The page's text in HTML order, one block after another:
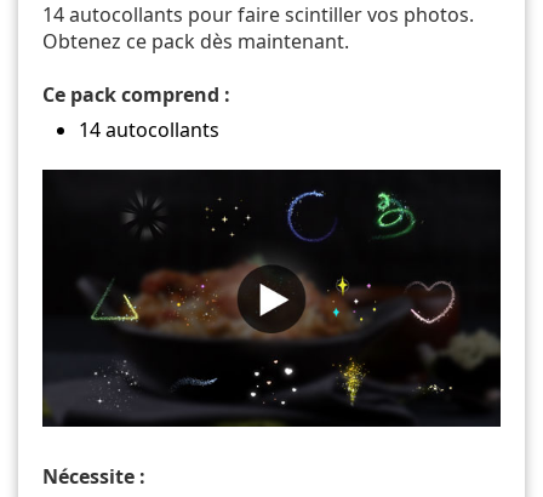
14 autocollants pour faire scintiller vos photos.
Obtenez ce pack dès maintenant.
Ce pack comprend :
14 autocollants
Nécessite :